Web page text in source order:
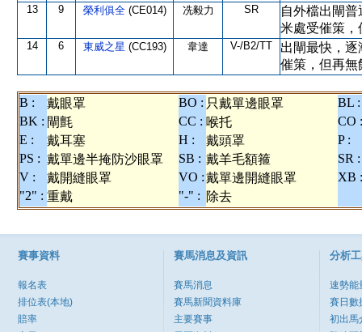
13 9 榮利俱全 (CE014) 冼毅力 SR
自外檔出閘
米處受催策，
14 6 東威之星 (CC193) 韋達 V-/B2/TT
出閘最快，
催策，但再無
B : 戴眼罩 BO : 只戴單邊眼罩
BL :
BK : 閘氈 CC : 喉托
CO :
E :
戴耳塞 H : 戴頭罩
P :
PS : 戴單邊半掩防沙眼罩 SB : 戴羊毛額箍
SR :
V :
戴開縫眼罩 VO :戴單邊開縫眼罩
XB :
"2" : 重戴 "-" : 除去
賽事資料
報名表
排位表(本地)
賠率
賽馬消息及資訊
賽馬消息
賽馬新聞資料庫
主要賽事
分析
速勢能
賽日數
初出馬